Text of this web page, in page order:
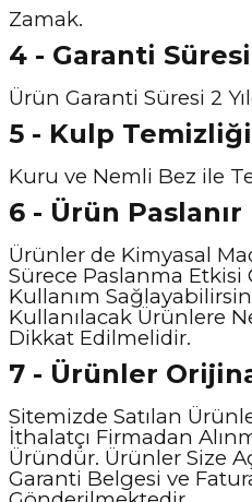
Zamak.
4 - Garanti Süresi
Ürün Garanti Süresi 2
5 - Kulp Temizliği
Kuru ve Nemli Bez ile
6 - Ürün Paslanır
Ürünler de Kimyasal
Sürece Paslanma Etkisi
Kullanım
Kullanılacak Ürünlere
Dikkat Edilmelidir.
7 - Ürünler
Sitemizde Satılan
İthalatçı Firmadan
Üründür. Ürünler Size
Garanti Belgesi ve